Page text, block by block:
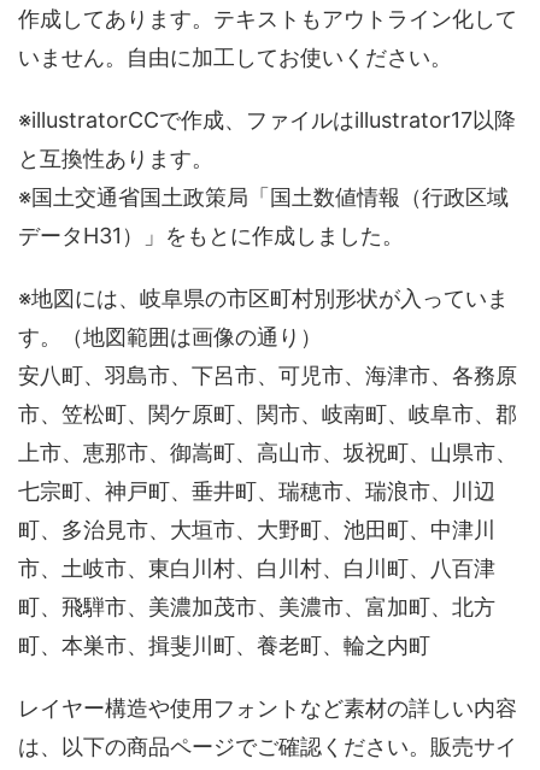
作成してあります。テキストもアウトライン化して
いません。自由に加工してお使いください。
※illustratorCCで作成、ファイルはillustrator17以降
と互換性あります。
※国土交通省国土政策局「国土数値情報（行政区域
データH31）」をもとに作成しました。
※地図には、岐阜県の市区町村別形状が入っていま
す。（地図範囲は画像の通り）
安八町、羽島市、下呂市、可児市、海津市、各務原
市、笠松町、関ケ原町、関市、岐南町、岐阜市、郡
上市、恵那市、御嵩町、高山市、坂祝町、山県市、
七宗町、神戸町、垂井町、瑞穂市、瑞浪市、川辺
町、多治見市、大垣市、大野町、池田町、中津川
市、土岐市、東白川村、白川村、白川町、八百津
町、飛騨市、美濃加茂市、美濃市、富加町、北方
町、本巣市、揖斐川町、養老町、輪之内町
レイヤー構造や使用フォントなど素材の詳しい内容
は、以下の商品ページでご確認ください。販売サイ